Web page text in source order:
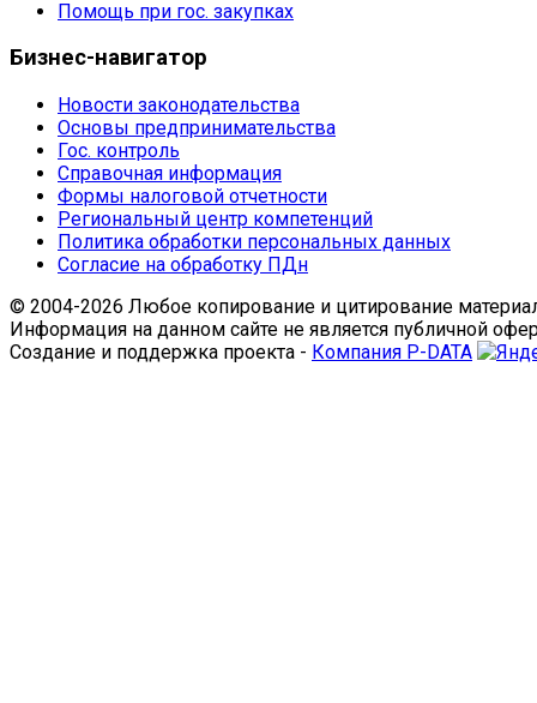
Помощь при гос. закупках
Бизнес-навигатор
Новости законодательства
Основы предпринимательства
Гос. контроль
Справочная информация
Формы налоговой отчетности
Региональный центр компетенций
Политика обработки персональных данных
Согласие на обработку ПДн
© 2004-2026 Любое копирование и цитирование
Информация на данном сайте не является публичной
Создание и поддержка проекта - Компания P-DATA